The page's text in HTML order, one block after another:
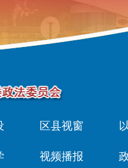
区县视窗
视频播报